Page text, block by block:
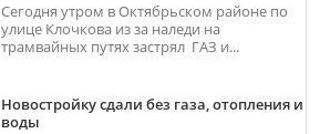
Сегодня утром в Октябрьском районе по
улице Клочкова из за наледи на
трамвайных путях застрял ГАЗ и...
Новостройку сдали без газа, отопления и
воды